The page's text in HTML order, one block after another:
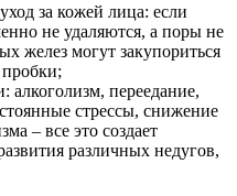
за кожей лица: если
не удаляются, а поры не
желез могут закупориться
алкоголизм, переедание,
стрессы, снижение
– все это создает
различных недугов,